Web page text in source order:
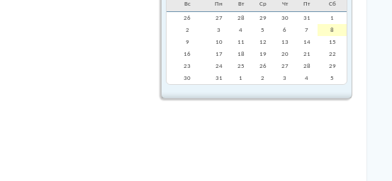
Вс Пн Вт Ср Чт Пт Сб
26 27 28 29 30 31
1
2
3 4 5 6 7
8
9
10 11 12 13 14
15
16
17 18 19 20 21
22
23
24 25 26 27 28
29
30
31 1 2 3 4 5